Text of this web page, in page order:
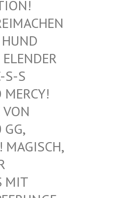
T
–
E
S
S E
I
A
G
W
M